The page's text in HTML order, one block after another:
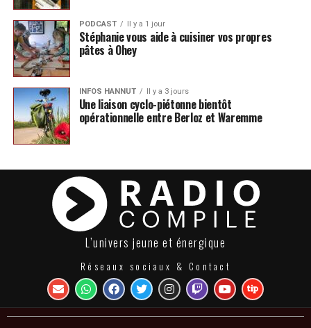
PODCAST Il y a 1 jour
Stéphanie vous aide à cuisiner vos propres
pâtes à Ohey
INFOS HANNUT Il y a 3 jours
Une liaison cyclo-piétonne bientôt
opérationnelle entre Berloz et Waremme
L’univers jeune et énergique
Réseaux sociaux & Contact